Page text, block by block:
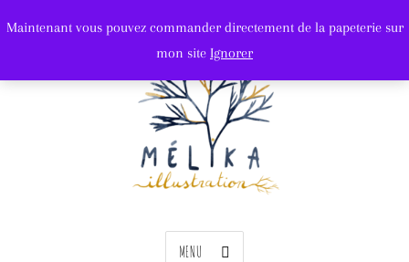
MENU
Maintenant vous pouvez commander directement de la papeterie sur
mon site Ignorer